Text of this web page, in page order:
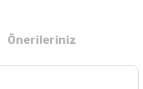
Önerileriniz